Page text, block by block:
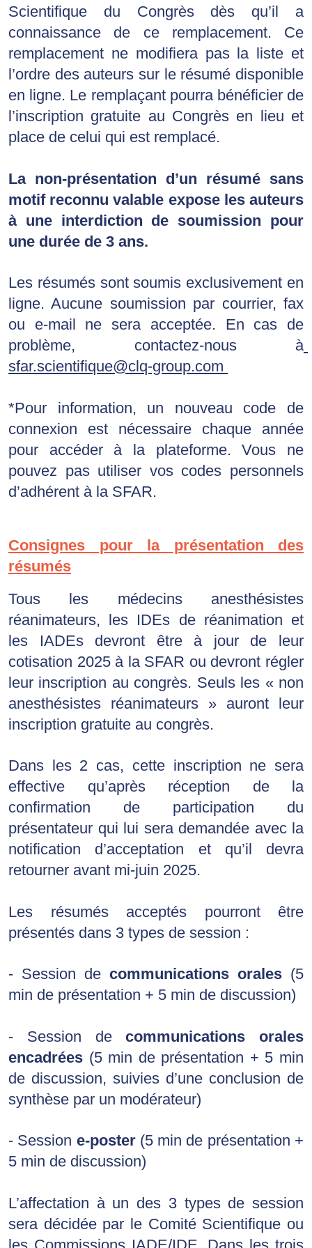
Scientifique du Congrès dès qu’il a
connaissance de ce remplacement. Ce
remplacement ne modifiera pas la liste et
l’ordre des auteurs sur le résumé disponible
en ligne. Le remplaçant pourra bénéficier de
l’inscription gratuite au Congrès en lieu et
place de celui qui est remplacé.
La non-présentation d’un résumé sans
motif reconnu valable expose les auteurs
à une interdiction de soumission pour
une durée de 3 ans.
Les résumés sont soumis exclusivement en
ligne. Aucune soumission par courrier, fax
ou e-mail ne sera acceptée. En cas de
problème, contactez-nous à
sfar.scientifique@clq-group.com
*Pour information, un nouveau code de
connexion est nécessaire chaque année
pour accéder à la plateforme. Vous ne
pouvez pas utiliser vos codes personnels
d’adhérent à la SFAR.
Consignes pour la présentation des
résumés
Tous les médecins anesthésistes
réanimateurs, les IDEs de réanimation et
les IADEs devront être à jour de leur
cotisation 2025 à la SFAR ou devront régler
leur inscription au congrès. Seuls les « non
anesthésistes réanimateurs » auront leur
inscription gratuite au congrès.
Dans les 2 cas, cette inscription ne sera
effective qu’après réception de la
confirmation de participation du
présentateur qui lui sera demandée avec la
notification d’acceptation et qu’il devra
retourner avant mi-juin 2025.
Les résumés acceptés pourront être
présentés dans 3 types de session :
- Session de communications orales (5
min de présentation + 5 min de discussion)
- Session de communications orales
encadrées (5 min de présentation + 5 min
de discussion, suivies d’une conclusion de
synthèse par un modérateur)
- Session e-poster (5 min de présentation +
5 min de discussion)
L’affectation à un des 3 types de session
sera décidée par le Comité Scientifique ou